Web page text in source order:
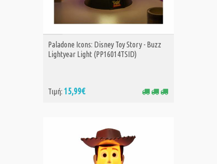
ΑΓΟΡΑ
Paladone Icons: Disney Toy Story - Buzz
Lightyear Light (PP16014TSID)
Τιμή: 15,99€